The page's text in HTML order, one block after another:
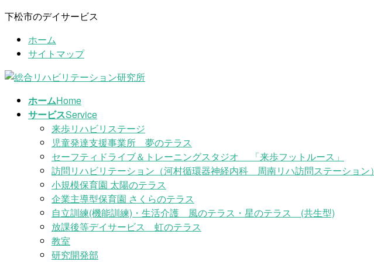
コ
ツ
ナ
シ
下松市のデイサービス
ホーム
サイトマップ
ホームHome
サービスService
来歩リハビリステージ
児童発達支援事業所 夢のテラス
セーフティドライブ＆トレーニングスタジオ 「来歩フットルース」
訪問リハビリテーション（河村循環器神経内科 周南リハ訪問ステーション）
小規模保育園 太陽のテラス
企業主導型保育園 さくらのテラス
自立訓練(機能訓練)・生活介護 風のテラス・星のテラス (共生型)
放課後等デイサービス 虹のテラス
教室
研究開発部